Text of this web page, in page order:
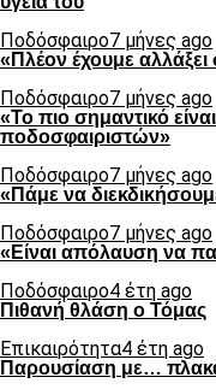
Ποδόσφαιρο7 μήνες ago
«Πλέον έχουμε
Ποδόσφαιρο7 μήνες ago
«Το πιο σημαντικό
ποδοσφαιριστών»
Ποδόσφαιρο7 μήνες ago
«Πάμε να
Ποδόσφαιρο7 μήνες ago
«Είναι απόλαυση να
Ποδόσφαιρο4 έτη ago
Πιθανή θλάση ο Τόμας
Επικαιρότητα4 έτη ago
Παρουσίαση με…